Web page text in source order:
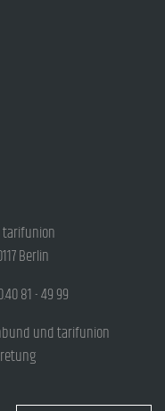
Berlin
81 - 49 99
und tarifunion